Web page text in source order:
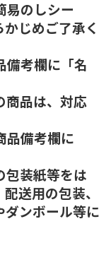
易のしシー
じめご了承く
考欄に「名
品は、対応
品備考欄に
装紙等をは
送用の包装、
ダンボール等に